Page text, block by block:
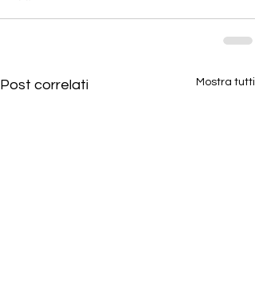
Post correlati Mostra tutti